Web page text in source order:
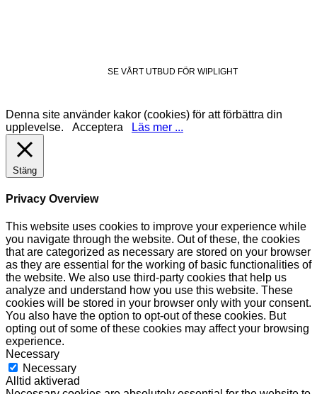
SE VÅRT UTBUD FÖR WIPLIGHT
Denna site använder kakor (cookies) för att förbättra din
upplevelse. Acceptera Läs mer ...
Stäng
Privacy Overview
This website uses cookies to improve your experience while
you navigate through the website. Out of these, the cookies
that are categorized as necessary are stored on your browser
as they are essential for the working of basic functionalities of
the website. We also use third-party cookies that help us
analyze and understand how you use this website. These
cookies will be stored in your browser only with your consent.
You also have the option to opt-out of these cookies. But
opting out of some of these cookies may affect your browsing
experience.
Necessary
Necessary
Alltid aktiverad